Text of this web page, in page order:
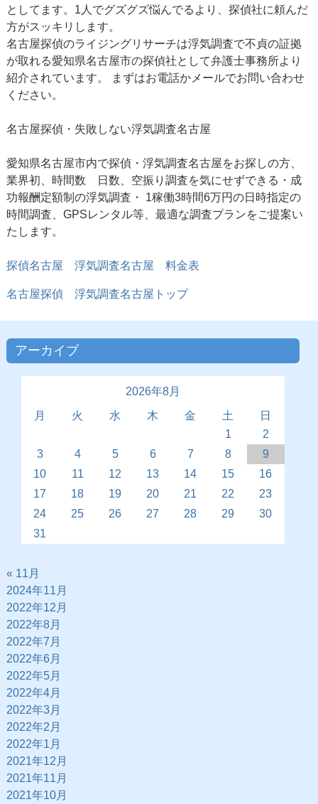
としてます。1人でグズグズ悩んでるより、探偵社に頼んだ
方がスッキリします。
名古屋探偵のライジングリサーチは浮気調査で不貞の証拠
が取れる愛知県名古屋市の探偵社として弁護士事務所より
紹介されています。 まずはお電話かメールでお問い合わせ
ください。
名古屋探偵・失敗しない浮気調査名古屋
愛知県名古屋市内で探偵・浮気調査名古屋をお探しの方、
業界初、時間数 日数、空振り調査を気にせずできる・成
功報酬定額制の浮気調査・ 1稼働3時間6万円の日時指定の
時間調査、GPSレンタル等、最適な調査プランをご提案い
たします。
探偵名古屋 浮気調査名古屋 料金表
名古屋探偵浮気調査名古屋トップ
アーカイブ
2026年8月
月
火 水 木 金 土
日
1
2
3
4 5 6 7 8
9
10
11 12 13 14 15
16
17
18 19 20 21 22
23
24
25 26 27 28 29
30
31
« 11月
2024年11月
2022年12月
2022年8月
2022年7月
2022年6月
2022年5月
2022年4月
2022年3月
2022年2月
2022年1月
2021年12月
2021年11月
2021年10月